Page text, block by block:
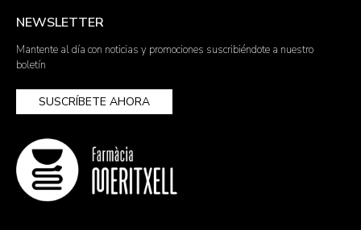
NEWSLETTER
Mantente al día con noticias y promociones suscribiéndote a nuestro
boletín
SUSCRÍBETE AHORA